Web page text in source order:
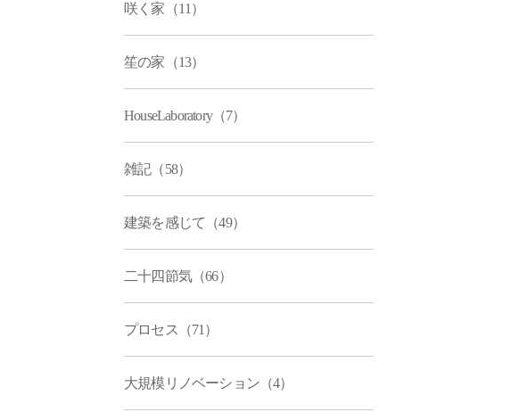
咲く家（11）
笙の家（13）
HouseLaboratory（7）
雑記（58）
建築を感じて（49）
二十四節気（66）
プロセス（71）
大規模リノベーション（4）